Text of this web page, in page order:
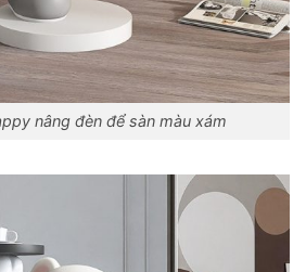
nâng đèn để sàn màu xám